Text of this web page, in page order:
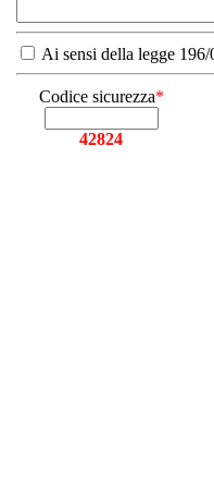
Ai sensi della legge
Codice sicurezza*
42824